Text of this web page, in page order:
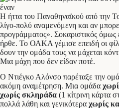
Η ήττα του Παναθηναϊκού από την
λίγο-πολύ αναμενόμενη και αν
προγράμματος». Σοκαριστικός όμως
ήρθε. Το ΟΑΚΑ γέμισε επειδή οι
δουν την ομάδα τους να μάχεται
Μια μάχη που δεν είδαν ποτέ.
Ο Ντιέγκο Αλόνσο παρέταξε την
ακόμη αναμέτρηση. Μια ομάδα
χωρίς σκληράδα (1 κίτρινη κάρτα
πολλά λάθη και γενικότερα χωρίς